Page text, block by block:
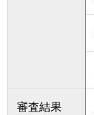
審査結果